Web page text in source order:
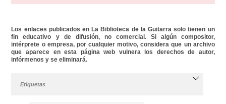
Área personal Reproductor
Los enlaces publicados en La Biblioteca de la Guitarra solo tienen un
fin educativo y de difusión, no comercial. Si algún compositor,
intérprete o empresa, por cualquier motivo, considera que un archivo
que aparece en esta página web vulnera los derechos de autor,
infórmenos y se eliminará.
Etiquetas